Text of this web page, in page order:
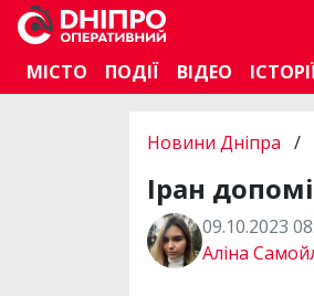
МІСТО ПОДІЇ ВІДЕО
Новини Дніпра /
Іран
09.10.2023
Аліна